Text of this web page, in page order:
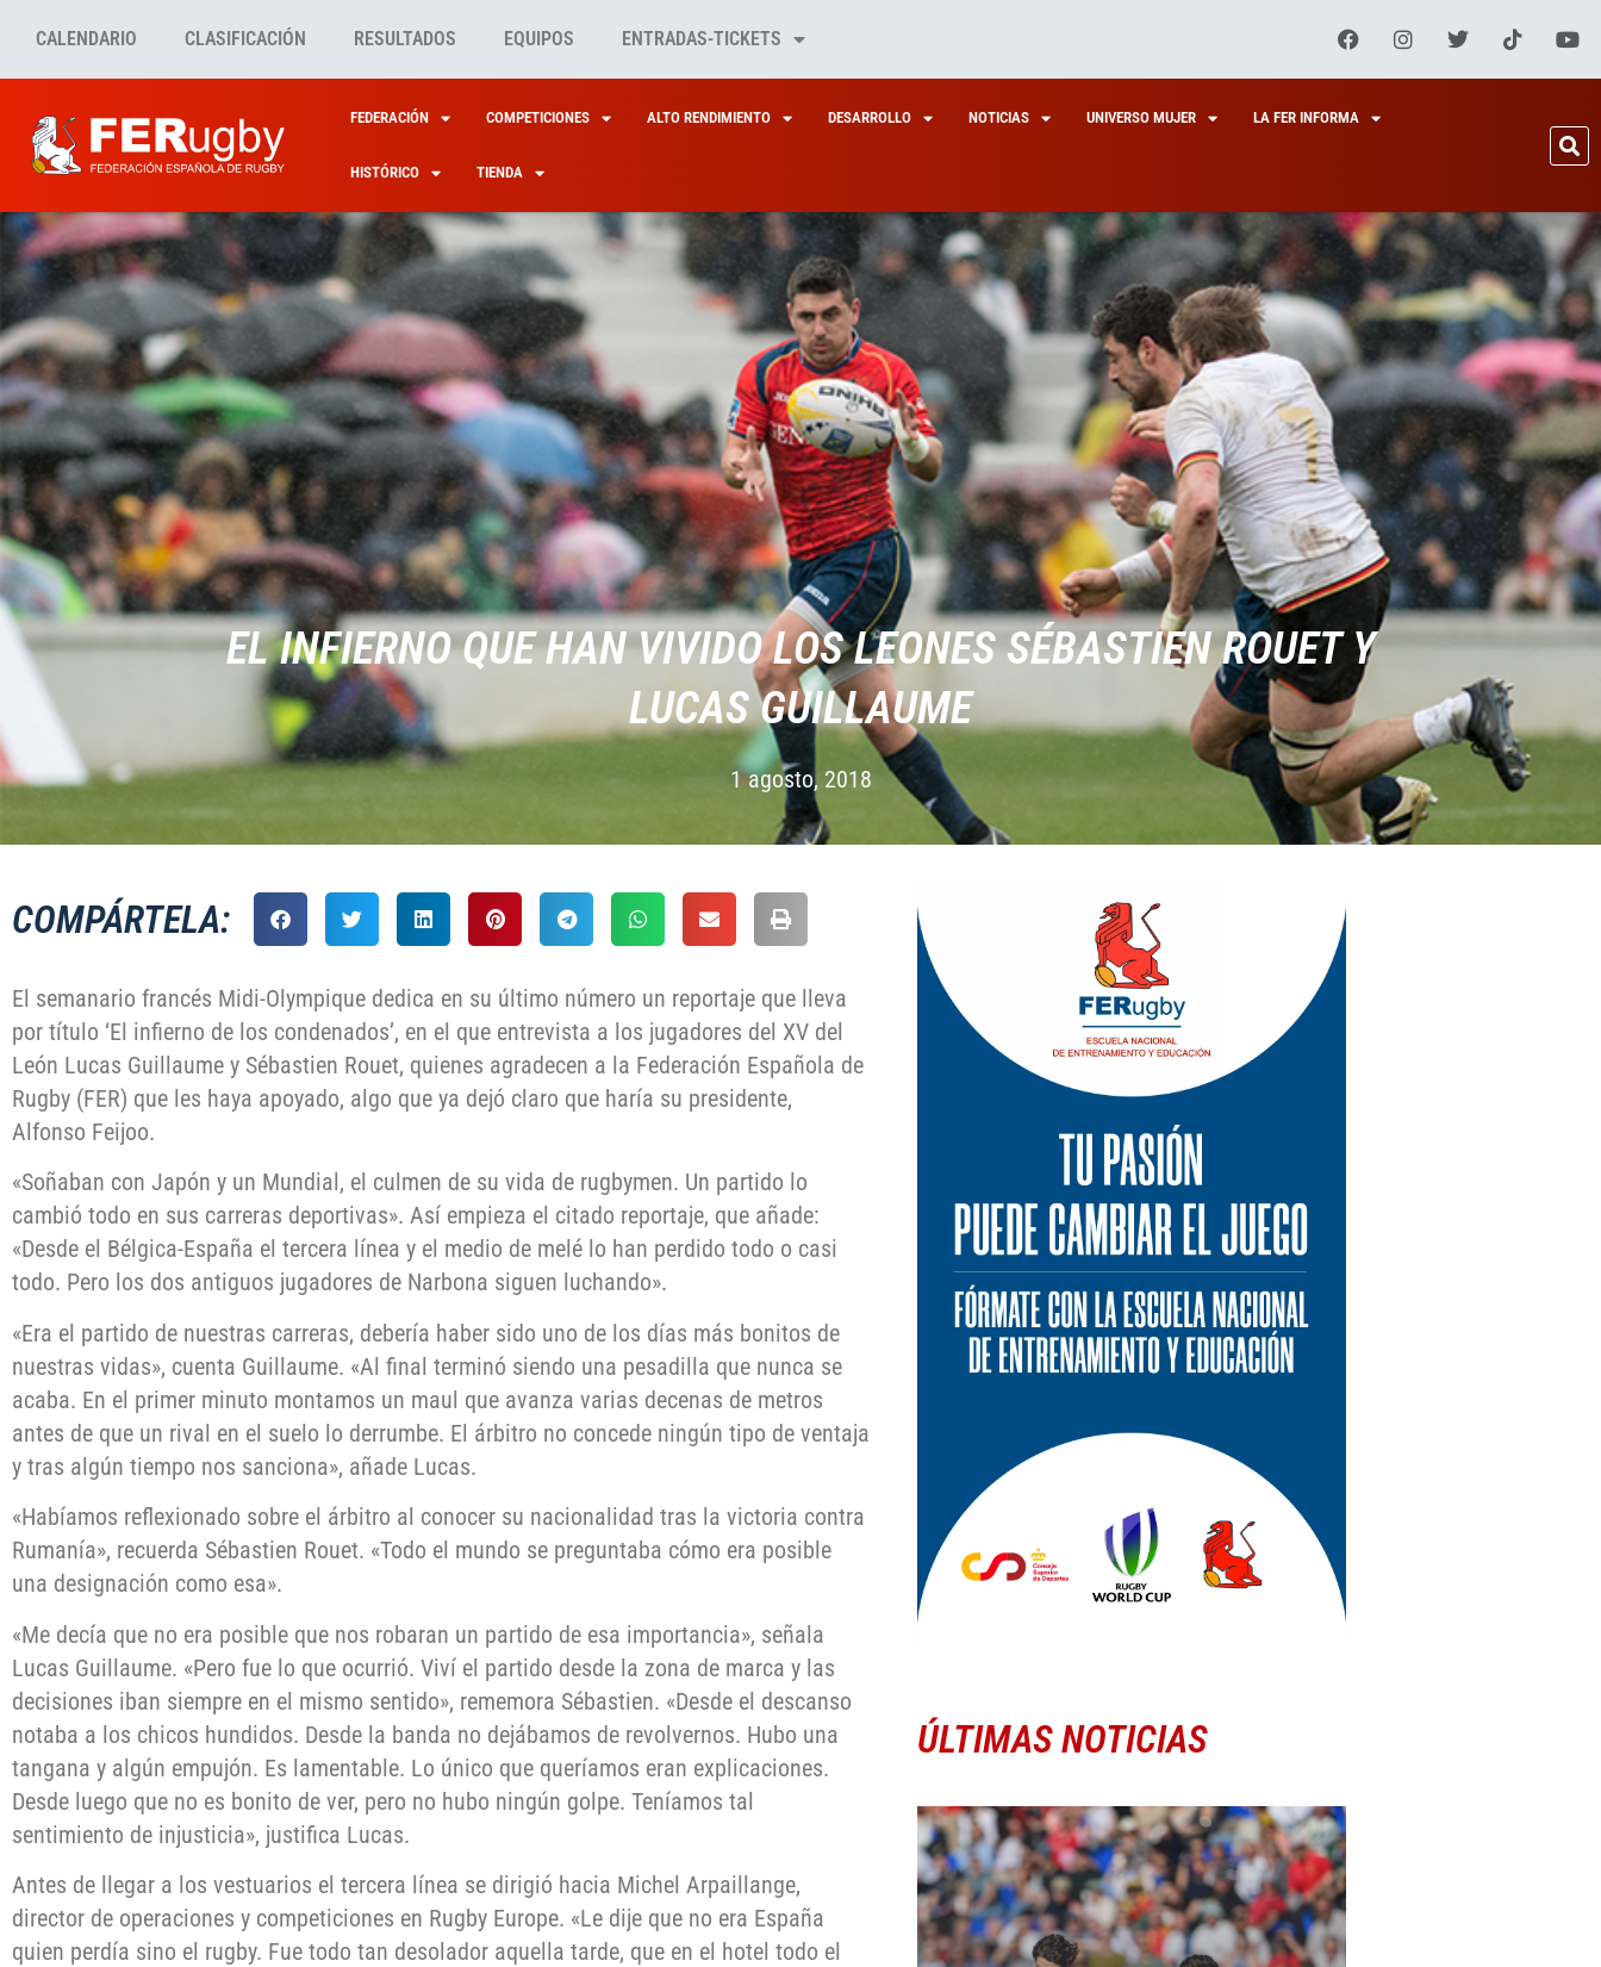
CALENDARIO CLASIFICACIÓN RESULTADOS EQUIPOS ENTRADAS-TICKETS
FEDERACIÓN COMPETICIONES ALTO RENDIMIENTO DESARROLLO NOTICIAS UNIVERSO MUJER LA FER INFORMA
HISTÓRICO TIENDA
EL INFIERNO QUE HAN VIVIDO LOS LEONES SÉBASTIEN ROUET Y
LUCAS GUILLAUME
1 agosto, 2018
COMPÁRTELA:
El semanario francés Midi-Olympique dedica en su último número un reportaje que lleva
por título ‘El infierno de los condenados’, en el que entrevista a los jugadores del XV del
León Lucas Guillaume y Sébastien Rouet, quienes agradecen a la Federación Española de
Rugby (FER) que les haya apoyado, algo que ya dejó claro que haría su presidente,
Alfonso Feijoo.
«Soñaban con Japón y un Mundial, el culmen de su vida de rugbymen. Un partido lo
cambió todo en sus carreras deportivas». Así empieza el citado reportaje, que añade:
«Desde el Bélgica-España el tercera línea y el medio de melé lo han perdido todo o casi
todo. Pero los dos antiguos jugadores de Narbona siguen luchando».
«Era el partido de nuestras carreras, debería haber sido uno de los días más bonitos de
nuestras vidas», cuenta Guillaume. «Al final terminó siendo una pesadilla que nunca se
acaba. En el primer minuto montamos un maul que avanza varias decenas de metros
antes de que un rival en el suelo lo derrumbe. El árbitro no concede ningún tipo de ventaja
y tras algún tiempo nos sanciona», añade Lucas.
«Habíamos reflexionado sobre el árbitro al conocer su nacionalidad tras la victoria contra
Rumanía», recuerda Sébastien Rouet. «Todo el mundo se preguntaba cómo era posible
una designación como esa».
«Me decía que no era posible que nos robaran un partido de esa importancia», señala
Lucas Guillaume. «Pero fue lo que ocurrió. Viví el partido desde la zona de marca y las
decisiones iban siempre en el mismo sentido», rememora Sébastien. «Desde el descanso
notaba a los chicos hundidos. Desde la banda no dejábamos de revolvernos. Hubo una
tangana y algún empujón. Es lamentable. Lo único que queríamos eran explicaciones.
Desde luego que no es bonito de ver, pero no hubo ningún golpe. Teníamos tal
sentimiento de injusticia», justifica Lucas.
Antes de llegar a los vestuarios el tercera línea se dirigió hacia Michel Arpaillange,
director de operaciones y competiciones en Rugby Europe. «Le dije que no era España
quien perdía sino el rugby. Fue todo tan desolador aquella tarde, que en el hotel todo el
ÚLTIMAS NOTICIAS